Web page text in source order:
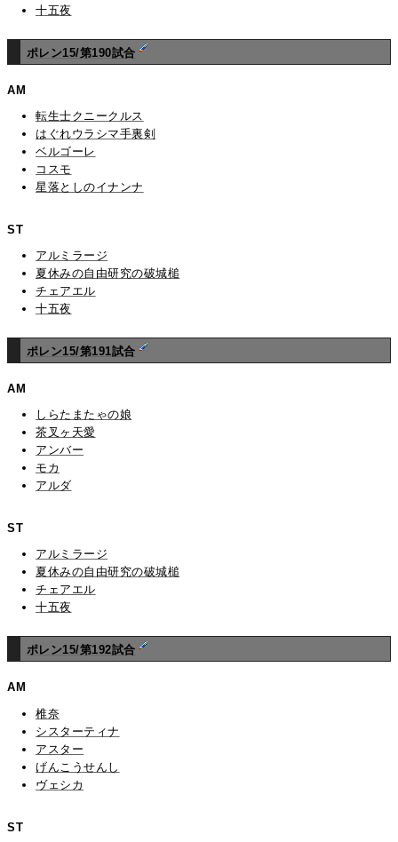
十五夜
ポレン15/第190試合
AM
転生士クニークルス
はぐれウラシマ手裏剣
ベルゴーレ
コスモ
星落としのイナンナ
ST
アルミラージ
夏休みの自由研究の破城槌
チェアエル
十五夜
ポレン15/第191試合
AM
しらたまたゃの娘
茶叉ヶ天愛
アンバー
モカ
アルダ
ST
アルミラージ
夏休みの自由研究の破城槌
チェアエル
十五夜
ポレン15/第192試合
AM
椎奈
シスターティナ
アスター
げんこうせんし
ヴェシカ
ST